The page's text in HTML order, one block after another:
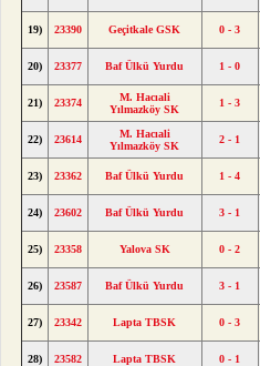
19) 23390 Geçitkale GSK 0 - 3
20) 23377 Baf Ülkü Yurdu 1 - 0
21) 23374
M. Hacıali
Yılmazköy SK
1 - 3
22) 23614
M. Hacıali
Yılmazköy SK
2 - 1
23) 23362 Baf Ülkü Yurdu 1 - 4
24) 23602 Baf Ülkü Yurdu 3 - 1
25) 23358 Yalova SK 0 - 2
26) 23587 Baf Ülkü Yurdu 3 - 1
27) 23342 Lapta TBSK 0 - 3
28) 23582 Lapta TBSK 0 - 1